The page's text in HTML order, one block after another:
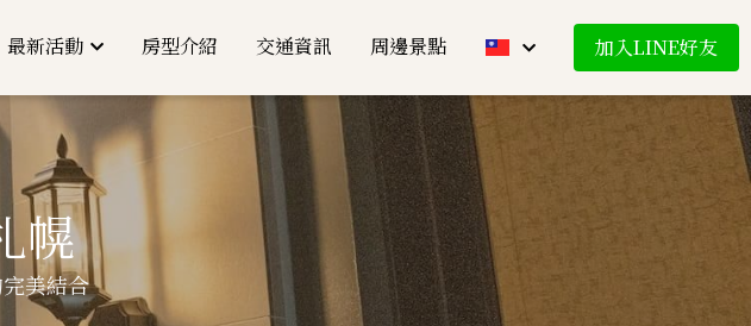
最新活動 房型介紹 交通資訊 周邊景點 加入LINE好友
幌
美結合